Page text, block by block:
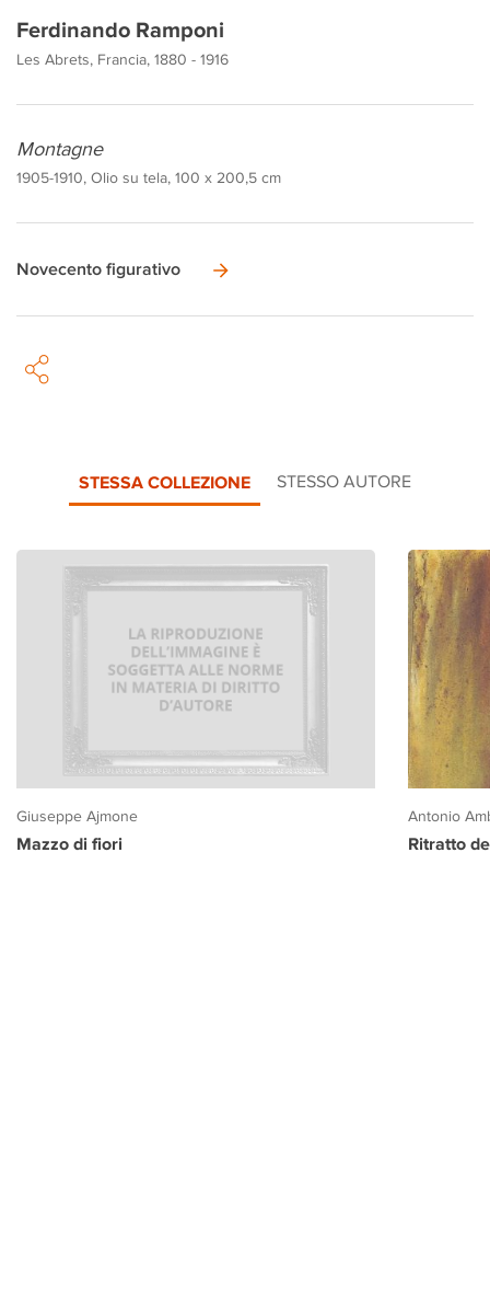
Ferdinando Ramponi
Les Abrets, Francia, 1880 - 1916
Montagne
1905-1910, Olio su tela, 100 x 200,5 cm
Novecento figurativo
STESSA COLLEZIONE STESSO AUTORE
Giuseppe Ajmone
Mazzo di fiori
Antonio
Ritratto